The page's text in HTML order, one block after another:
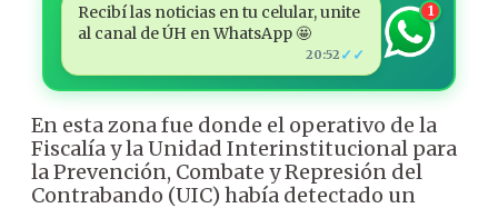
Recibí las noticias en tu celular, unite
al canal de ÚH en WhatsApp 🤩
20:52 ✓✓
1
En esta zona fue donde el operativo de la
Fiscalía y la Unidad Interinstitucional para
la Prevención, Combate y Represión del
Contrabando (UIC) había detectado un